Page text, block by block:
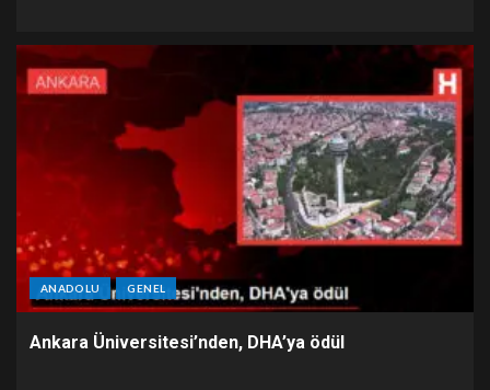
ANADOLU GENEL
Ankara Üniversitesi’nden, DHA’ya ödül